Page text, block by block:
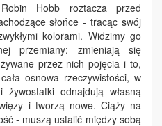
Hobb roztacza przed
słońce - tracąc swój
kolorami. Widzimy go
przemiany: zmieniają się
przez nich pojęcia i to,
osnowa rzeczywistości, w
odnajdują własną
i tworzą nowe. Ciąży na
- muszą ustalić między sobą